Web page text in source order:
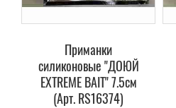
Приманки
силиконовые "ДОЮЙ
EXTREME BAIT" 7.5см
(Арт. RS16374)